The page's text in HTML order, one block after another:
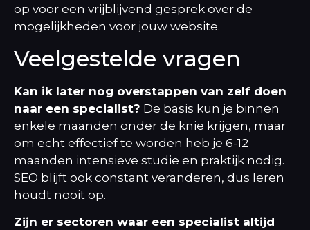
op voor een vrijblijvend gesprek over de
mogelijkheden voor jouw website.
Veelgestelde vragen
Kan ik later nog overstappen van zelf doen
naar een specialist? De basis kun je binnen
enkele maanden onder de knie krijgen, maar
om echt effectief te worden heb je 6-12
maanden intensieve studie en praktijk nodig.
SEO blijft ook constant veranderen, dus leren
houdt nooit op.
Zijn er sectoren waar een specialist altijd